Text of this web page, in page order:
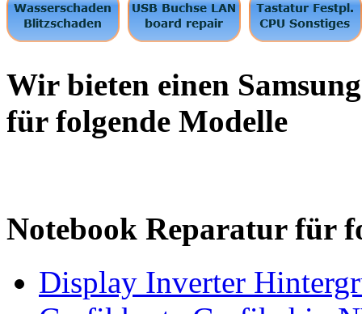
Wir bieten einen
für folgende Modelle
Notebook Reparatur für
Display Inverter